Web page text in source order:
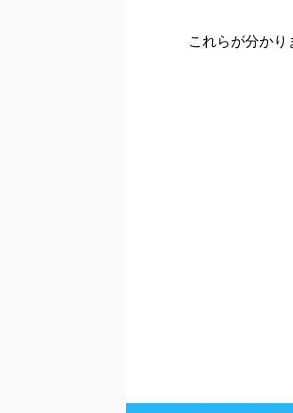
これらが分か